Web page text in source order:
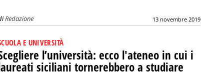
Redazione 13 novembre 2019
E UNIVERSITÀ
l’università: ecco l'ateneo in cui i
siciliani tornerebbero a studiare